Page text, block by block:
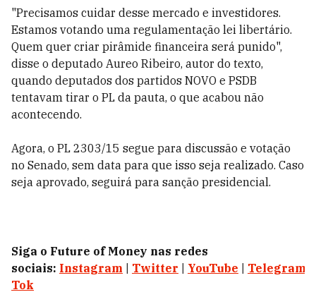
"Precisamos cuidar desse mercado e investidores.
Estamos votando uma regulamentação lei libertário.
Quem quer criar pirâmide financeira será punido",
disse o deputado Aureo Ribeiro, autor do texto,
quando deputados dos partidos NOVO e PSDB
tentavam tirar o PL da pauta, o que acabou não
acontecendo.
Agora, o PL 2303/15 segue para discussão e votação
no Senado, sem data para que isso seja realizado. Caso
seja aprovado, seguirá para sanção presidencial.
Siga o Future of Money nas redes
sociais: Instagram Twitter YouTube Telegram
Tok